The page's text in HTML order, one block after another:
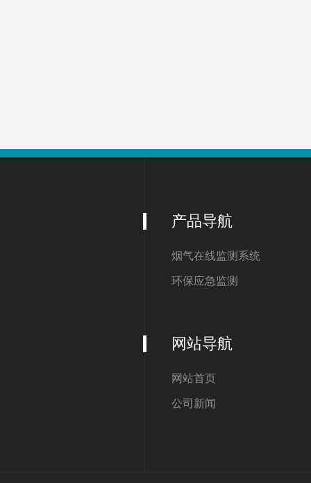
产品导航
烟气在线监测系统
环保应急监测
网站导航
网站首页
公司新闻